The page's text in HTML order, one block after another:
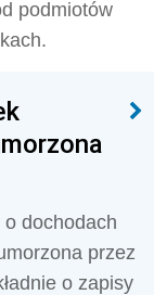
podmiotów
dochodach
przez
o zapisy